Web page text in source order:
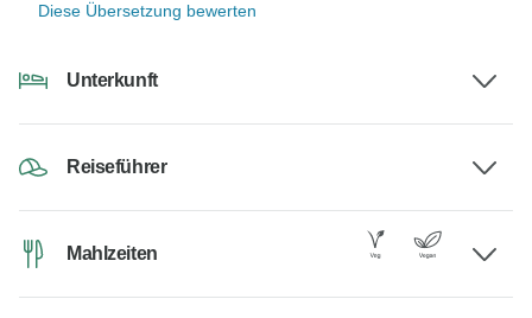
Diese Übersetzung bewerten
Unterkunft
Reiseführer
Mahlzeiten